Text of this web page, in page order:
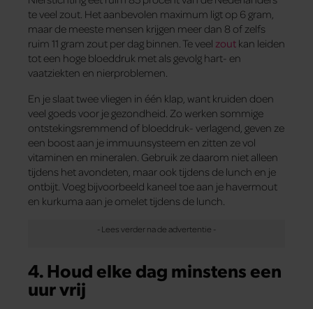
te veel zout. Het aanbevolen maximum ligt op 6 gram,
maar de meeste mensen krijgen meer dan 8 of zelfs
ruim 11 gram zout per dag binnen. Te veel zout kan leiden
tot een hoge bloeddruk met als gevolg hart- en
vaatziekten en nierproblemen.
En je slaat twee vliegen in één klap, want kruiden doen
veel goeds voor je gezondheid. Zo werken sommige
ontstekingsremmend of bloeddruk- verlagend, geven ze
een boost aan je immuunsysteem en zitten ze vol
vitaminen en mineralen. Gebruik ze daarom niet alleen
tijdens het avondeten, maar ook tijdens de lunch en je
ontbijt. Voeg bijvoorbeeld kaneel toe aan je havermout
en kurkuma aan je omelet tijdens de lunch.
4. Houd elke dag minstens een
uur vrij